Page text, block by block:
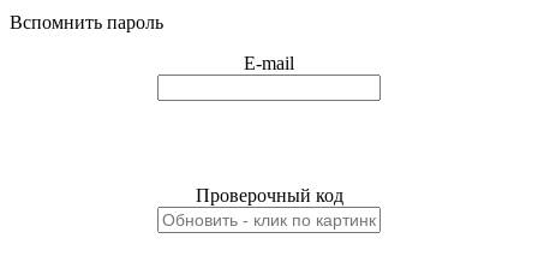
Вспомнить пароль
E-mail
Проверочный код